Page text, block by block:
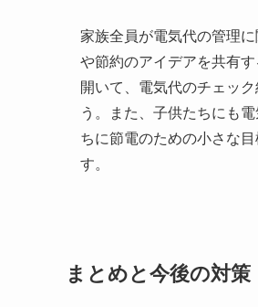
家族全員が電気代の管理
や節約のアイデアを共有
開いて、電気代のチェッ
う。また、子供たちにも
ちに節電のための小さな
す。
まとめと今後の対策